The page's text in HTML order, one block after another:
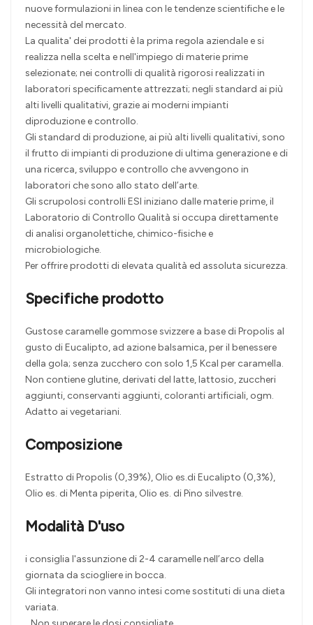
nuove formulazioni in linea con le tendenze scientifiche e le
necessità del mercato.
La qualita' dei prodotti è la prima regola aziendale e si
realizza nella scelta e nell'impiego di materie prime
selezionate; nei controlli di qualità rigorosi realizzati in
laboratori specificamente attrezzati; negli standard ai più
alti livelli qualitativi, grazie ai moderni impianti
diproduzione e controllo.
Gli standard di produzione, ai più alti livelli qualitativi, sono
il frutto di impianti di produzione di ultima generazione e di
una ricerca, sviluppo e controllo che avvengono in
laboratori che sono allo stato dell’arte.
Gli scrupolosi controlli ESI iniziano dalle materie prime, il
Laboratorio di Controllo Qualità si occupa direttamente
di analisi organolettiche, chimico-fisiche e
microbiologiche.
Per offrire prodotti di elevata qualità ed assoluta sicurezza.
Specifiche prodotto
Gustose caramelle gommose svizzere a base di Propolis al
gusto di Eucalipto, ad azione balsamica, per il benessere
della gola; senza zucchero con solo 1,5 Kcal per caramella.
Non contiene glutine, derivati del latte, lattosio, zuccheri
aggiunti, conservanti aggiunti, coloranti artificiali, ogm.
Adatto ai vegetariani.
Composizione
Estratto di Propolis (0,39%), Olio es.di Eucalipto (0,3%),
Olio es. di Menta piperita, Olio es. di Pino silvestre.
Modalità D'uso
i consiglia l'assunzione di 2-4 caramelle nell’arco della
giornata da sciogliere in bocca.
Gli integratori non vanno intesi come sostituti di una dieta
variata.